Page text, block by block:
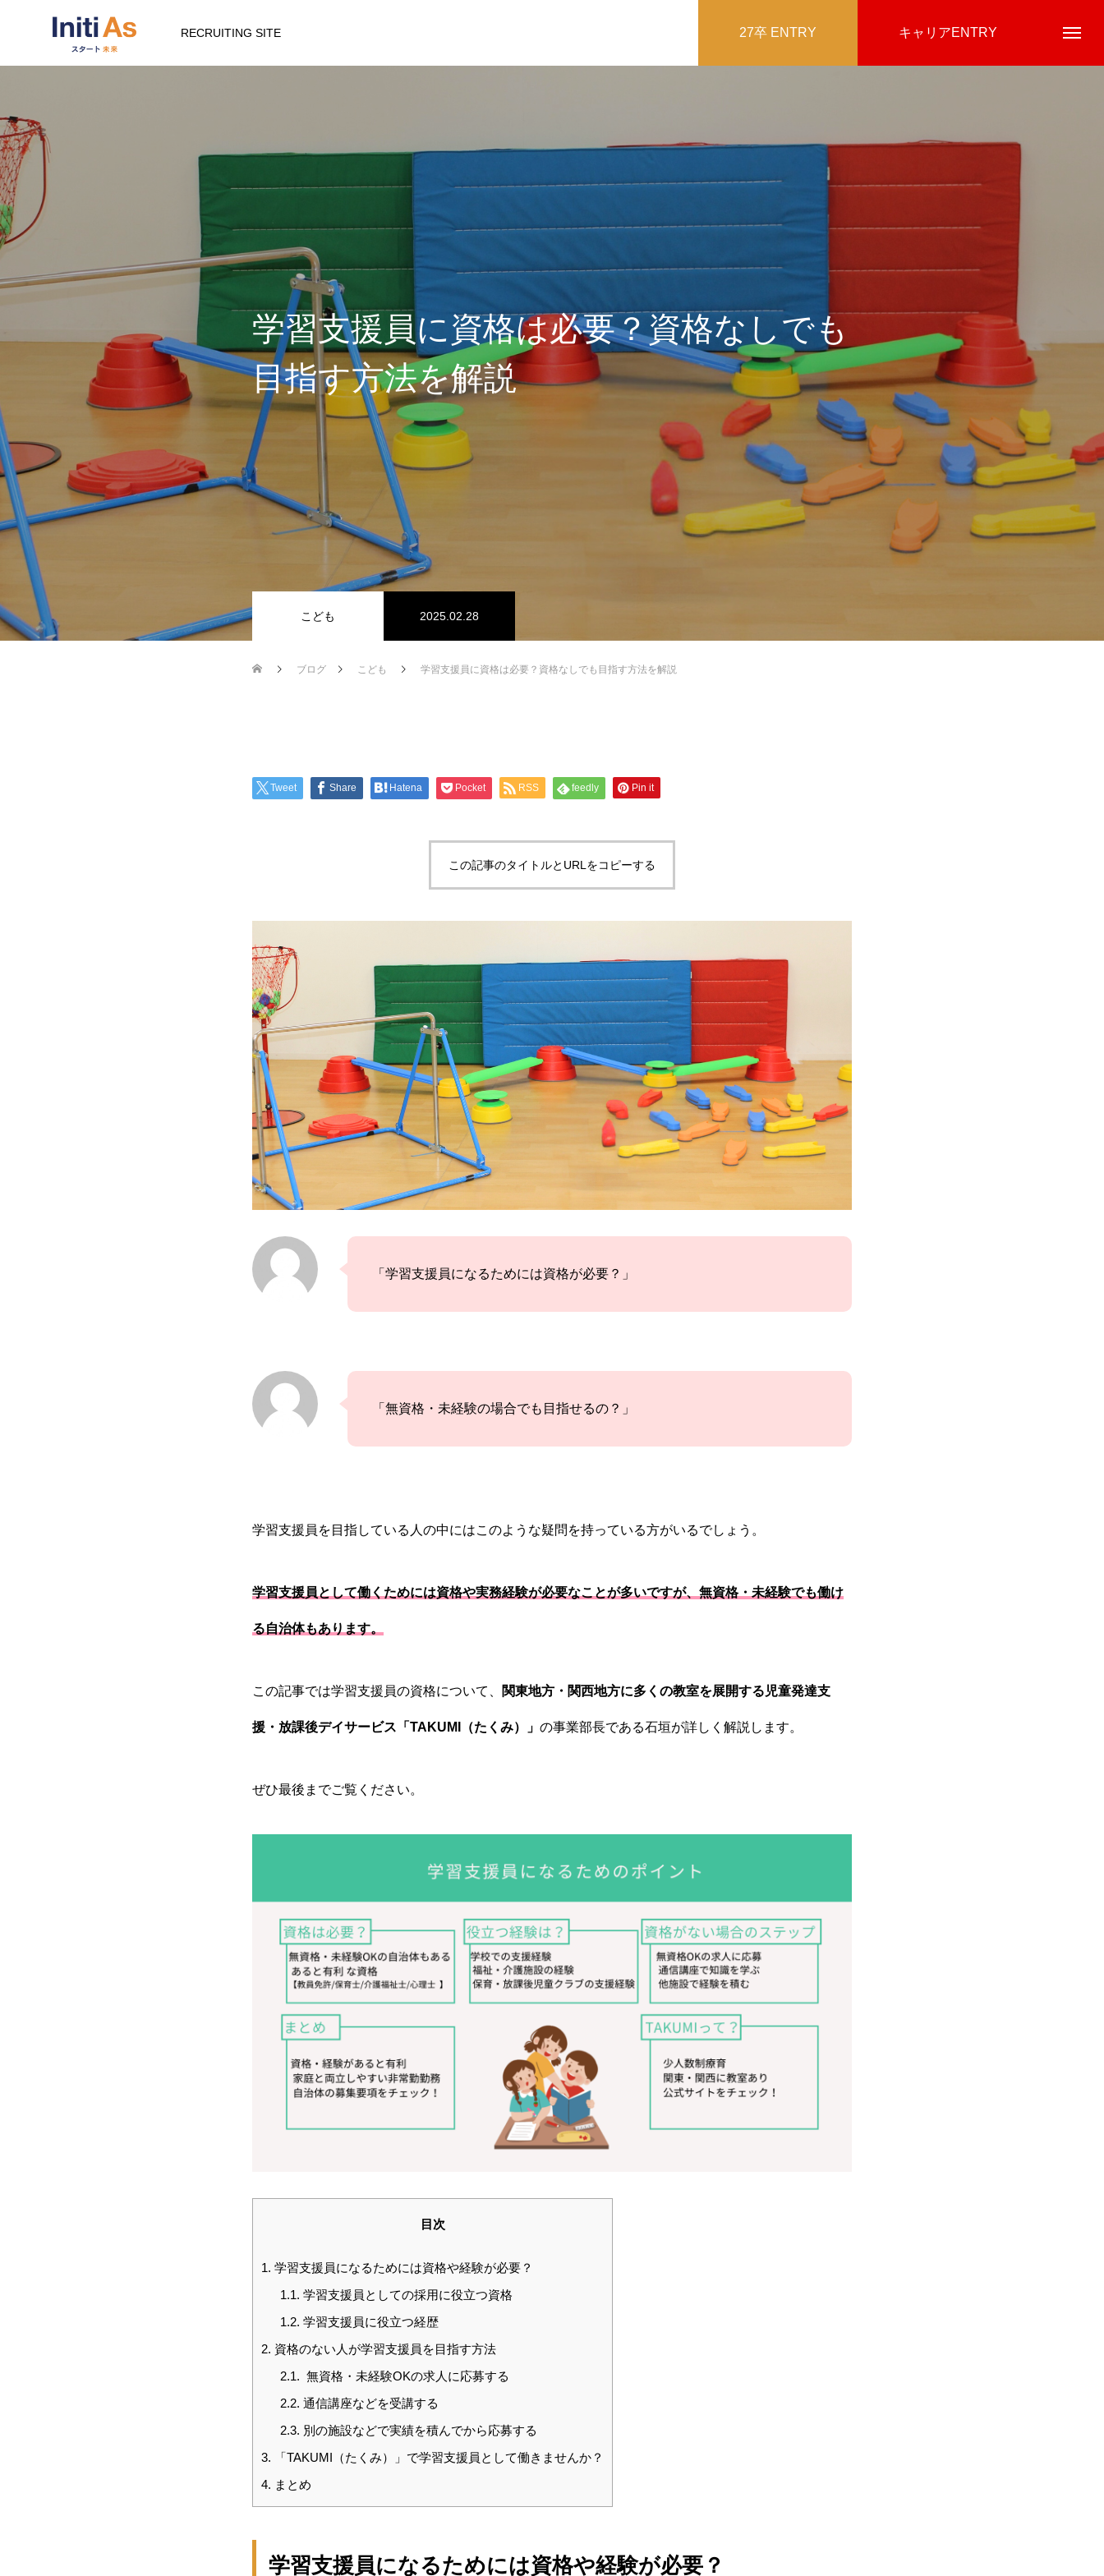
RECRUITING SITE 27卒 ENTRY キャリアENTRY
学習支援員に資格は必要？資格なしでも
目指す方法を解説
こども 2025.02.28
ブログ こども 学習支援員に資格は必要？資格なしでも目指す方法を解説
Tweet Share Hatena Pocket RSS feedly Pin it
この記事のタイトルとURLをコピーする
「学習支援員になるためには資格が必要？」
「無資格・未経験の場合でも目指せるの？」
学習支援員を目指している人の中にはこのような疑問を持っている方がいるでしょう。
学習支援員として働くためには資格や実務経験が必要なことが多いですが、無資格・未経験でも働け
る自治体もあります。
この記事では学習支援員の資格について、 関東地方・関西地方に多くの教室を展開する児童発達支
援・放課後デイサービス「TAKUMI（たくみ）」 の事業部長である石垣が詳しく解説します。
ぜひ最後までご覧ください。
目次
1. 学習支援員になるためには資格や経験が必要？
1.1. 学習支援員としての採用に役立つ資格
1.2. 学習支援員に役立つ経歴
2. 資格のない人が学習支援員を目指す方法
2.1. 無資格・未経験OKの求人に応募する
2.2. 通信講座などを受講する
2.3. 別の施設などで実績を積んでから応募する
3. 「TAKUMI（たくみ）」で学習支援員として働きませんか？
4. まとめ
学習支援員になるためには資格や経験が必要？